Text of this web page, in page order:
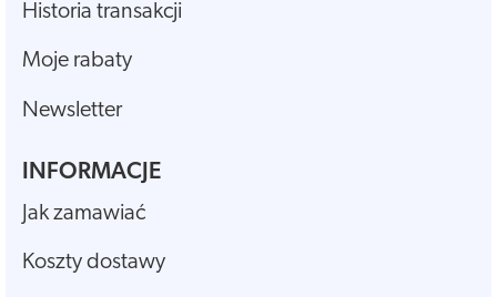
Historia transakcji
Moje rabaty
Newsletter
INFORMACJE
Jak zamawiać
Koszty dostawy